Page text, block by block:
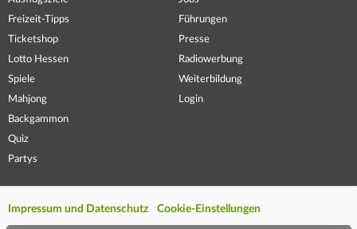
Freizeit-Tipps
Ticketshop
Lotto Hessen
Spiele
Mahjong
Backgammon
Quiz
Partys
Führungen
Presse
Radiowerbung
Weiterbildung
Login
Impressum und Datenschutz Cookie-Einstellungen